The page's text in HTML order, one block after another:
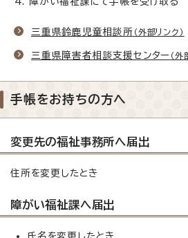
三重県鈴鹿児童相談所 （外部リンク）
三重県障害者相談支援センター （外
手帳をお持ちの方へ
変更先の福祉事務所へ届出
住所を変更したとき
障がい福祉課へ届出
氏名を変更したとき